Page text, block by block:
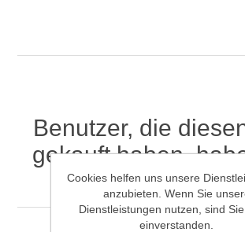
Benutzer, die
gekauft haben,
gekauft
Cookies helfen uns unsere
anzubieten. Wenn Sie
Dienstleistungen nutzen, sind
einverstanden.